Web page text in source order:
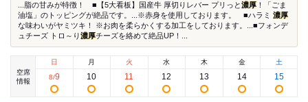
...脂の甘みが特徴！ ■【5大看板】国産牛 厚切りレバー プリっと濃厚 ！「ごま
油塩」のトッピングが絶品です。...※赤身を使用しております。 ■ハラミ 濃厚
な味わいがヤミツキ！ ※お肉を柔らかくする加工をしております。...■フォンデ
ュチーズ トロ～り濃厚チーズを絡めて絶品UP！...
空席
情報
日
8/9
月
10
火
11
水
12
木
13
金
14
土
15